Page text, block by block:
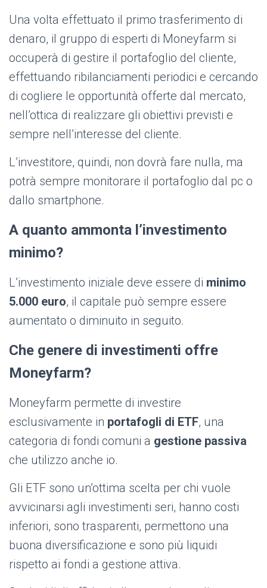
Una volta effettuato il primo trasferimento di
denaro, il gruppo di esperti di Moneyfarm si
occuperà di gestire il portafoglio del cliente,
effettuando ribilanciamenti periodici e cercando
di cogliere le opportunità offerte dal mercato,
nell’ottica di realizzare gli obiettivi previsti e
sempre nell’interesse del cliente.
L’investitore, quindi, non dovrà fare nulla, ma
potrà sempre monitorare il portafoglio dal pc o
dallo smartphone.
A quanto ammonta l’investimento
minimo?
L’investimento iniziale deve essere di minimo
5.000 euro, il capitale può sempre essere
aumentato o diminuito in seguito.
Che genere di investimenti offre
Moneyfarm?
Moneyfarm permette di investire
esclusivamente in portafogli di ETF, una
categoria di fondi comuni a gestione passiva
che utilizzo anche io.
Gli ETF sono un’ottima scelta per chi vuole
avvicinarsi agli investimenti seri, hanno costi
inferiori, sono trasparenti, permettono una
buona diversificazione e sono più liquidi
rispetto ai fondi a gestione attiva.